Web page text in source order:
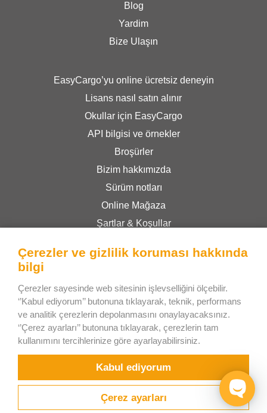
Blog
Yardim
Bize Ulaşın
EasyCargo’yu online ücretsiz deneyin
Lisans nasıl satın alınır
Okullar için EasyCargo
API bilgisi ve örnekler
Broşürler
Bizim hakkımızda
Sürüm notları
Online Mağaza
Şartlar & Koşullar
U Pekarky 484/1a
180 00 Prague 8 – Liben
Czech Republic
Çerezler ve gizlilik koruması hakkında
bilgi
Çerezler sayesinde web sitesinin işlevselliğini ölçebilir.
‘’Kabul ediyorum’’ butonuna tıklayarak, teknik, performans
ve analitik çerezlerin depolanmasını onaylayacaksınız.
‘’Çerez ayarları’’ butonuna tıklayarak, çerezlerin tam
kullanımını tercihlerinize göre ayarlayabilirsiniz.
Kabul ediyorum
Çerez ayarları